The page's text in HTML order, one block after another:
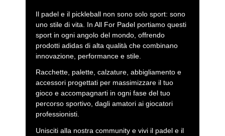
Il padel e il pickleball non sono solo sport: sono
uno stile di vita. In All For Padel portiamo questi
sport in ogni angolo del mondo, offrendo
prodotti adidas di alta qualità che combinano
innovazione, performance e stile.
Racchette, palette, calzature, abbigliamento e
accessori progettati per massimizzare il tuo
gioco e accompagnarti in ogni fase del tuo
percorso sportivo, dagli amatori ai giocatori
professionisti.
Unisciti alla nostra community e vivi il padel e il